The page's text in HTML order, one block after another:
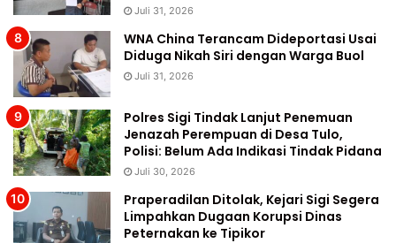
Juli 31, 2026
WNA China Terancam Dideportasi Usai
Diduga Nikah Siri dengan Warga Buol
Juli 31, 2026
Polres Sigi Tindak Lanjut Penemuan
Jenazah Perempuan di Desa Tulo,
Polisi: Belum Ada Indikasi Tindak Pidana
Juli 30, 2026
Praperadilan Ditolak, Kejari Sigi Segera
Limpahkan Dugaan Korupsi Dinas
Peternakan ke Tipikor